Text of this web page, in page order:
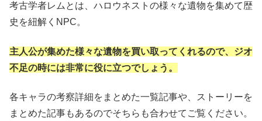
考古学者レムとは、ハロウネストの様々な遺物を集めて歴
史を紐解くNPC。
主人公が集めた様々な遺物を買い取ってくれるので、ジオ
不足の時には非常に役に立つでしょう。
各キャラの考察詳細をまとめた一覧記事や、ストーリーを
まとめた記事もあるのでそちらも合わせてご覧ください。